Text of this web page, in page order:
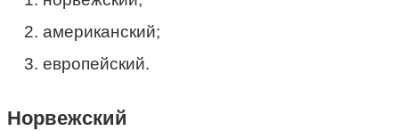
американский;
европейский.
Норвежский